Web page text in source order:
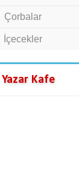
Çorbalar
İçecekler
Yazar Kafe